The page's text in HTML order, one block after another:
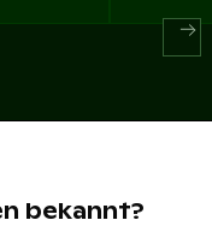
bekannt?